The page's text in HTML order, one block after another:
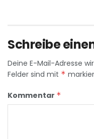
Schreibe
Deine E-Mail-Adresse
Felder sind mit *
Kommentar *